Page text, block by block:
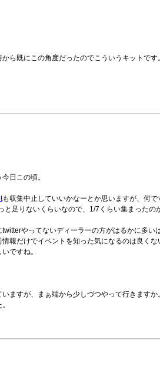
ら既にこの角度だったのでこういうキットです
日この頃。
も収集中止していいかなーとか思いますが、何
足りないくらいなので、1/7くらい集まったの
やってないディーラーの方がはるかに多
報だけでイベントを知った気になるのは良く
ですね。
ますが、まぁ端から少しづつやって行きます